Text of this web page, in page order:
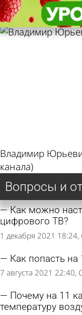
Спикеры
Владимир
канала)
Вопросы и
Как можно
цифрового ТВ?
1 декабря 2021 18:24
Как попасть на
7 августа 2021 22:40
Почему на 11
температуру
Спикеры